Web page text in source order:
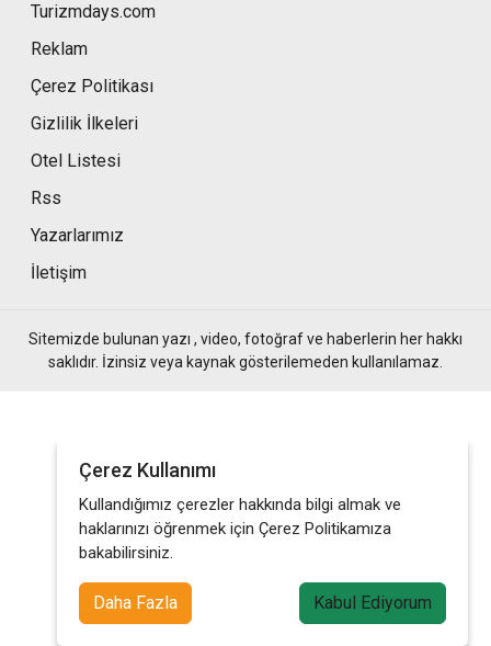
Turizmdays.com
Reklam
Çerez Politikası
Gizlilik İlkeleri
Otel Listesi
Rss
Yazarlarımız
İletişim
Sitemizde bulunan yazı , video, fotoğraf ve haberlerin her hakkı
saklıdır. İzinsiz veya kaynak gösterilemeden kullanılamaz.
Çerez Kullanımı
Kullandığımız çerezler hakkında bilgi almak ve
haklarınızı öğrenmek için Çerez Politikamıza
bakabilirsiniz.
Daha Fazla Kabul Ediyorum